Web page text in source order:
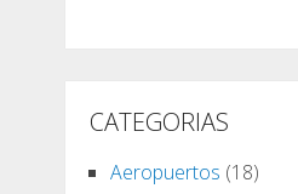
CATEGORIAS
Aeropuertos (18)